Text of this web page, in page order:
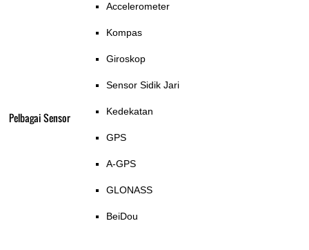
Pelbagai Sensor
Accelerometer
Kompas
Giroskop
Sensor Sidik Jari
Kedekatan
GPS
A-GPS
GLONASS
BeiDou